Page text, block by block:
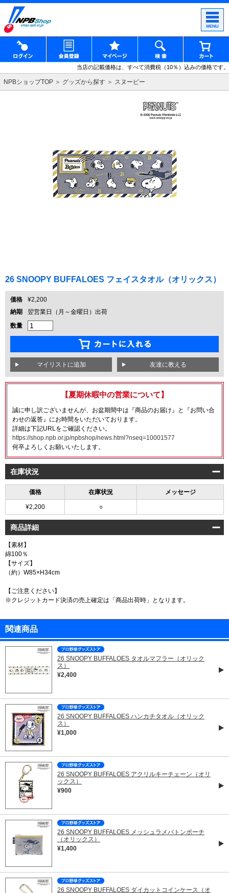
当店の記載価格は、すべて消費税（10％）込みの価格です。
NPBショップTOP グッズから探す スヌーピー
26 SNOOPY BUFFALOES フェイスタオル（オリックス）
価格
¥2,200
納期
翌営業日（月～金曜日）出荷
数量
友達に教える
【夏期休暇中の営業について】
誠に申し訳ございませんが、お盆期間中は『商品のお届け』と『お問い合
わせの返答』にお時間をいただいております。
詳細は下記URLをご確認ください。
https://shop.npb.or.jp/npbshop/news.html?nseq=10001577
何卒よろしくお願いいたします。
在庫状況
価格 在庫状況 メッセージ
¥2,200 ○
商品詳細
【素材】
綿100％
【サイズ】
（約）W85×H34cm
【ご注意ください】
※クレジットカード決済の売上確定は「商品出荷時」となります。
関連商品
26 SNOOPY BUFFALOES タオルマフラー（オリック
ス）
¥2,400
26 SNOOPY BUFFALOES ハンカチタオル（オリック
ス）
¥1,000
26 SNOOPY BUFFALOES アクリルキーチェーン（オリ
ックス）
¥900
26 SNOOPY BUFFALOES メッシュラメバトンポーチ
（オリックス）
¥1,400
26 SNOOPY BUFFALOES ダイカットコインケース（オ